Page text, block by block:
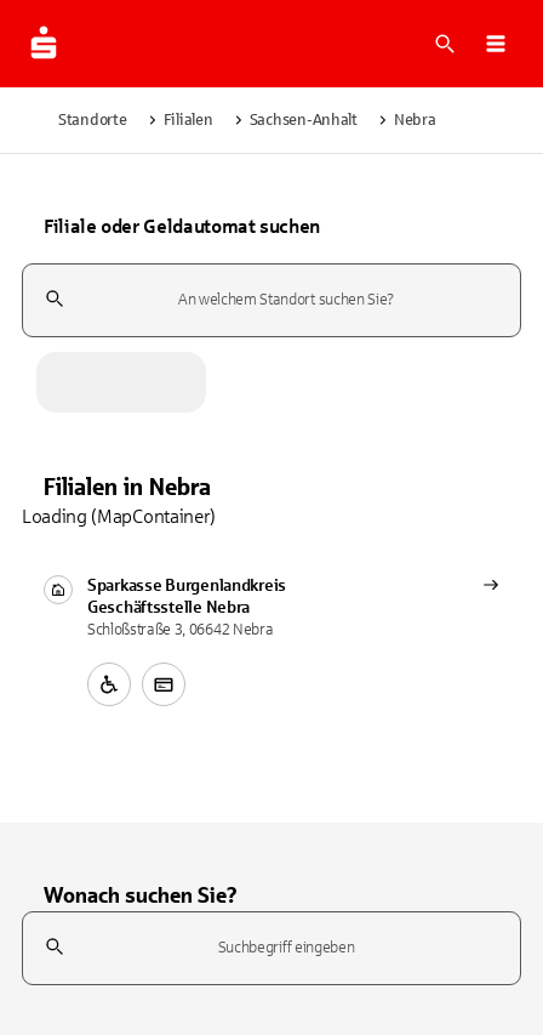
Suche
Standorte Filialen Sachsen-Anhalt Nebra
Filiale oder Geldautomat suchen
Suchfeld
Filialen in Nebra
Sparkasse Burgenlandkreis
Geschäftsstelle Nebra
Schloßstraße 3, 06642 Nebra
Loading (MapContainer)
Wonach suchen Sie?
Suchfeld